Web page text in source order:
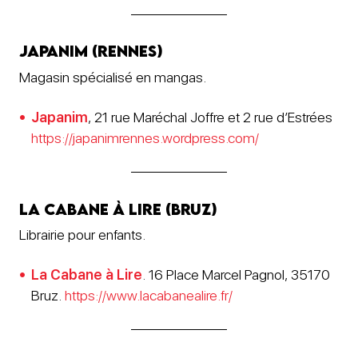
Japanim (Rennes)
Magasin spécialisé en mangas.
Japanim, 21 rue Maréchal Joffre et 2 rue d’Estrées
https://japanimrennes.wordpress.com/
La Cabane à lire (Bruz)
Librairie pour enfants.
La Cabane à Lire. 16 Place Marcel Pagnol, 35170
Bruz. https://www.lacabanealire.fr/